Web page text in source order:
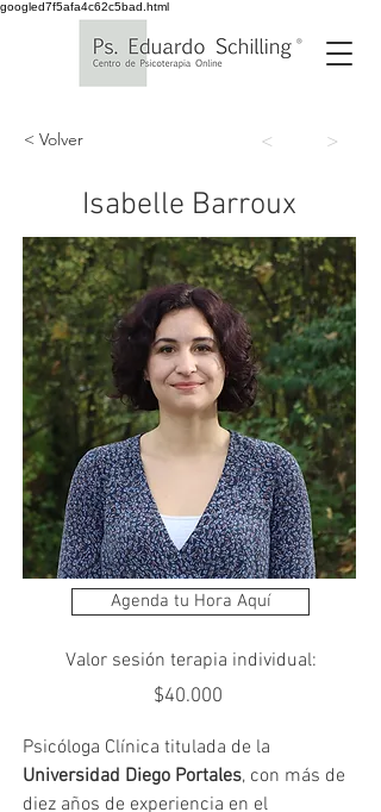
googled7f5afa4c62c5bad.html
< Volver < >
Isabelle Barroux
Agenda tu Hora Aquí
Valor sesión terapia individual:
$40.000
Psicóloga Clínica titulada de la
Universidad Diego Portales, con más de
diez años de experiencia en el